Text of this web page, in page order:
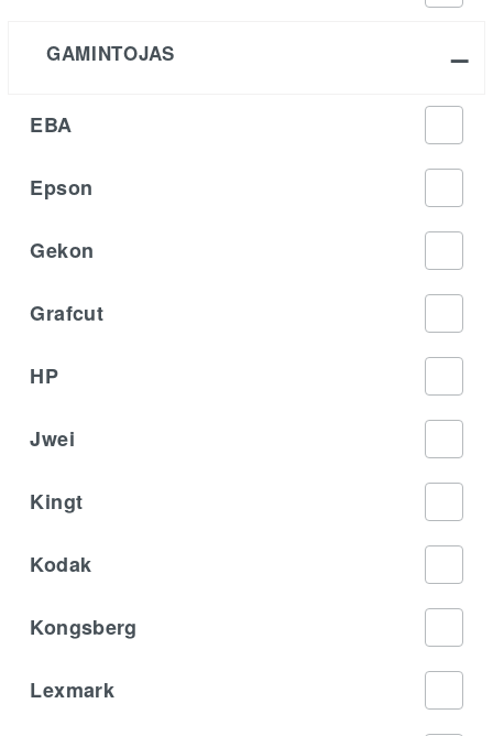
GAMINTOJAS
EBA
Epson
Gekon
Grafcut
HP
Jwei
Kingt
Kodak
Kongsberg
Lexmark